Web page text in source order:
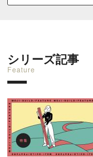
シリーズ記事
Feature